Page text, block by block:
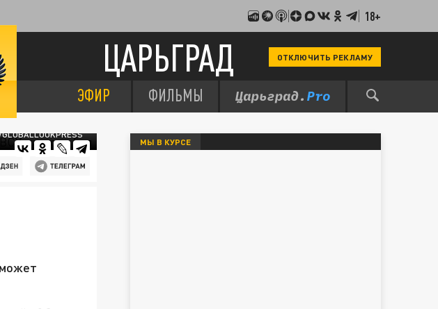
18+
ЦАРЬГРАД ОТКЛЮЧИТЬ РЕКЛАМУ
ЭФИР ФИЛЬМЫ
МЫ В КУРСЕ